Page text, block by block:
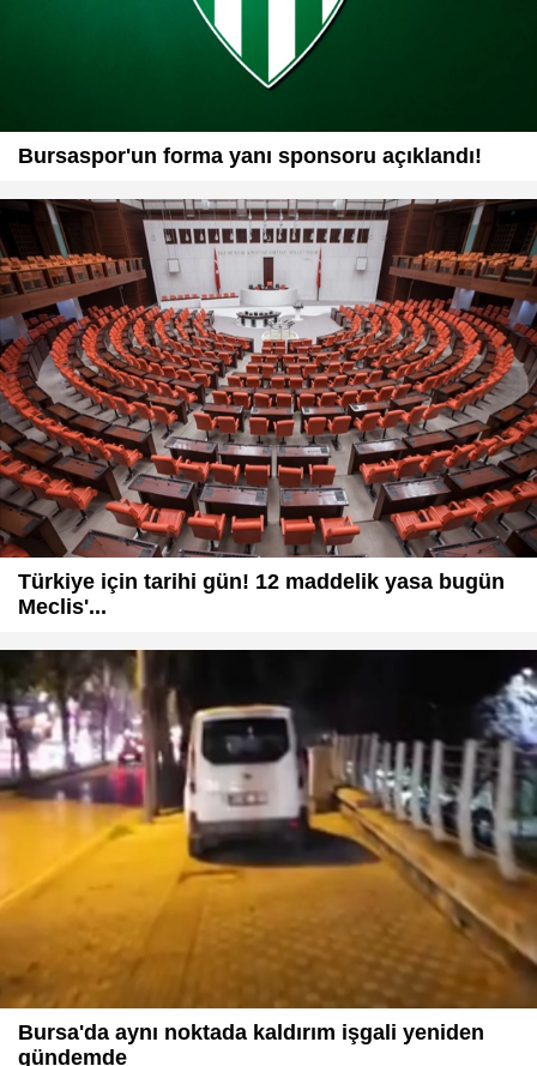
Bursaspor'un forma yanı sponsoru açıklandı!
Türkiye için tarihi gün! 12 maddelik yasa bugün
Meclis'...
Bursa'da aynı noktada kaldırım işgali yeniden
gündemde